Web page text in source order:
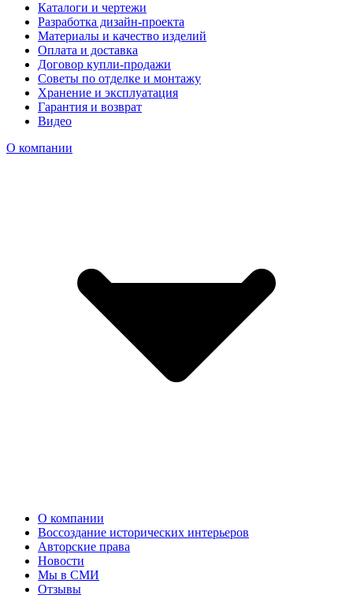
Каталоги и чертежи
Разработка дизайн-проекта
Материалы и качество изделий
Оплата и доставка
Договор купли-продажи
Советы по отделке и монтажу
Хранение и эксплуатация
Гарантия и возврат
Видео
О компании
О компании
Воссоздание исторических интерьеров
Авторские права
Новости
Мы в СМИ
Отзывы